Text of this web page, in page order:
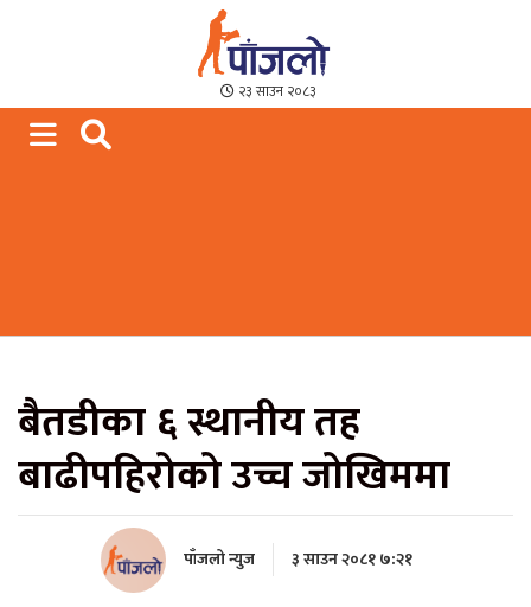
Paajalo News
We are from Far West Nepal
२३ साउन २०८३
बैतडीका ६ स्थानीय तह
बाढीपहिरोको उच्च जोखिममा
पाँजलो न्युज ३ साउन २०८१ ७:२१